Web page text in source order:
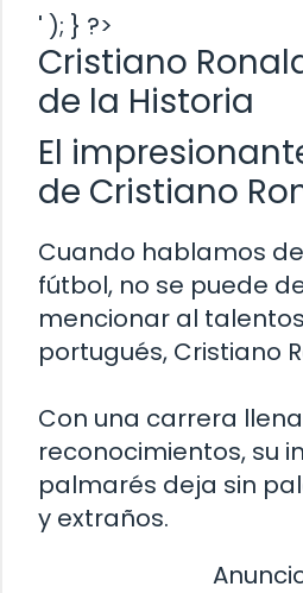
' ); } ?>
Cristiano
de la Historia
El
de Cristiano
Cuando hablamos
fútbol, no se puede
mencionar al
portugués, Cristiano
Con una carrera
reconocimientos, su
palmarés deja sin
y extraños.